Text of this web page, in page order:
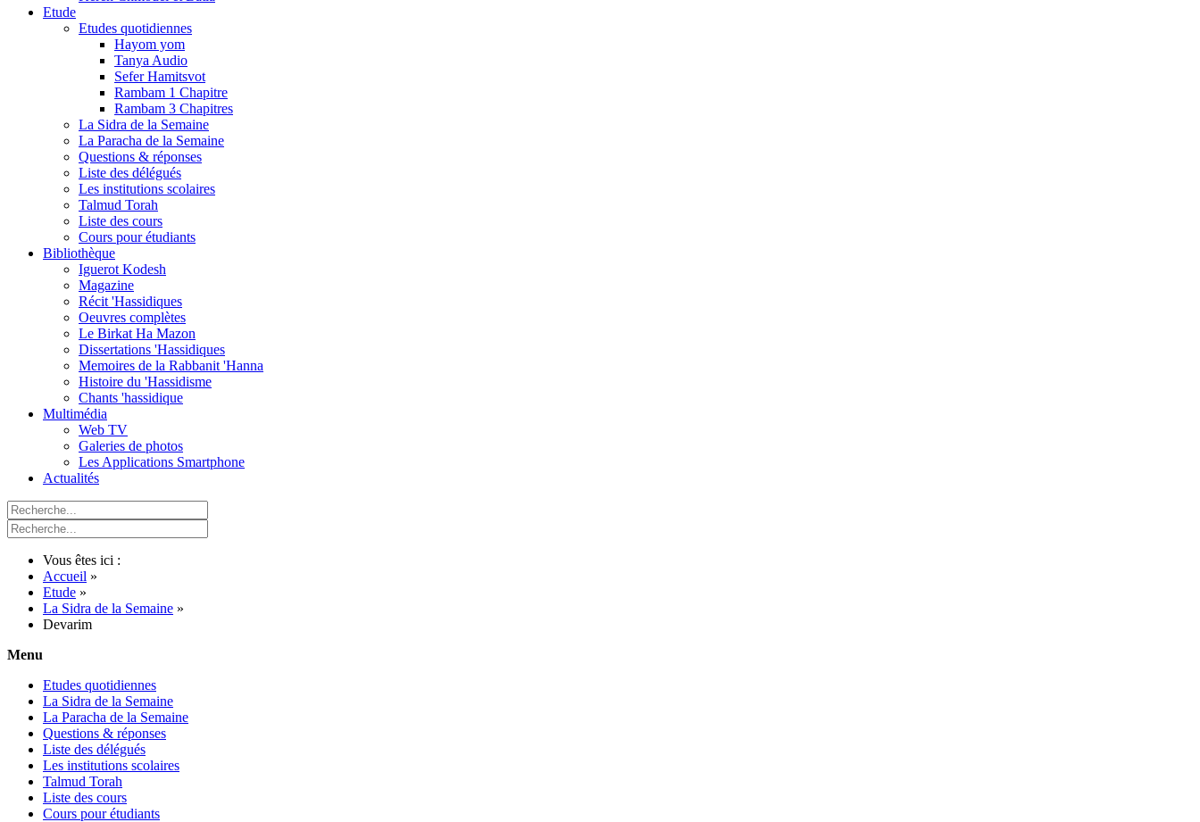
Etude
Etudes quotidiennes
Hayom yom
Tanya Audio
Sefer Hamitsvot
Rambam 1 Chapitre
Rambam 3 Chapitres
La Sidra de la Semaine
La Paracha de la Semaine
Questions & réponses
Liste des délégués
Les institutions scolaires
Talmud Torah
Liste des cours
Cours pour étudiants
Bibliothèque
Iguerot Kodesh
Magazine
Récit 'Hassidiques
Oeuvres complètes
Le Birkat Ha Mazon
Dissertations 'Hassidiques
Memoires de la Rabbanit 'Hanna
Histoire du 'Hassidisme
Chants 'hassidique
Multimédia
Web TV
Galeries de photos
Les Applications Smartphone
Actualités
Vous êtes ici :
Accueil »
Etude »
La Sidra de la Semaine »
Devarim
Menu
Etudes quotidiennes
La Sidra de la Semaine
La Paracha de la Semaine
Questions & réponses
Liste des délégués
Les institutions scolaires
Talmud Torah
Liste des cours
Cours pour étudiants